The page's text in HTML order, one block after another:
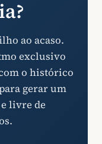
ao acaso.
exclusivo
o histórico
gerar um
livre de